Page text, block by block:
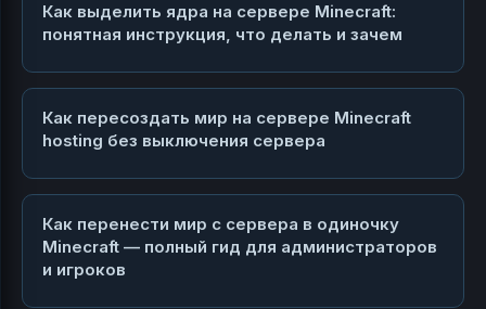
Как выделить ядра на сервере Minecraft:
понятная инструкция, что делать и зачем
Как пересоздать мир на сервере Minecraft
hosting без выключения сервера
Как перенести мир с сервера в одиночку
Minecraft — полный гид для администраторов
и игроков